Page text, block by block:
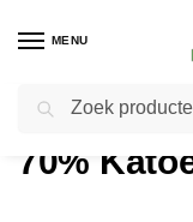
MENU
Home Product Materiaal
70%